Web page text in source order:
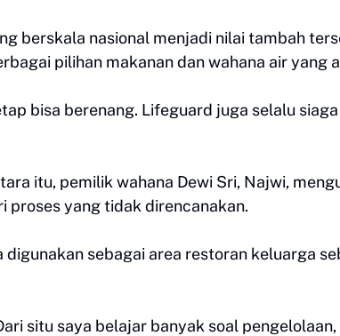
berskala nasional menjadi nilai tambah
pilihan makanan dan wahana air yang
bisa berenang. Lifeguard juga selalu
itu, pemilik wahana Dewi Sri, Najwi,
proses yang tidak direncanakan.
sebagai area restoran keluarga
situ saya belajar banyak soal